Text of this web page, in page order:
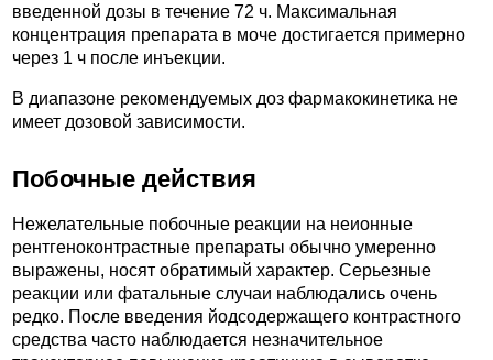
введенной дозы в течение 72 ч. Максимальная
концентрация препарата в моче достигается примерно
через 1 ч после инъекции.
В диапазоне рекомендуемых доз фармакокинетика не
имеет дозовой зависимости.
Побочные действия
Нежелательные побочные реакции на неионные
рентгеноконтрастные препараты обычно умеренно
выражены, носят обратимый характер. Серьезные
реакции или фатальные случаи наблюдались очень
редко. После введения йодсодержащего контрастного
средства часто наблюдается незначительное